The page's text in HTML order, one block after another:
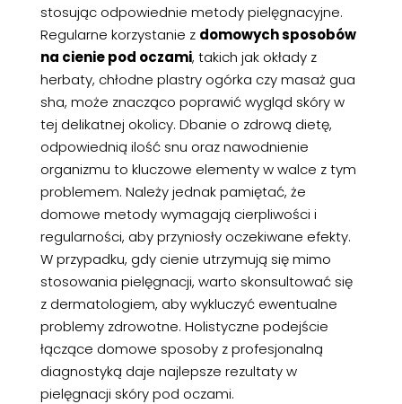
stosując odpowiednie metody pielęgnacyjne.
Regularne korzystanie z domowych sposobów
na cienie pod oczami, takich jak okłady z
herbaty, chłodne plastry ogórka czy masaż gua
sha, może znacząco poprawić wygląd skóry w
tej delikatnej okolicy. Dbanie o zdrową dietę,
odpowiednią ilość snu oraz nawodnienie
organizmu to kluczowe elementy w walce z tym
problemem. Należy jednak pamiętać, że
domowe metody wymagają cierpliwości i
regularności, aby przyniosły oczekiwane efekty.
W przypadku, gdy cienie utrzymują się mimo
stosowania pielęgnacji, warto skonsultować się
z dermatologiem, aby wykluczyć ewentualne
problemy zdrowotne. Holistyczne podejście
łączące domowe sposoby z profesjonalną
diagnostyką daje najlepsze rezultaty w
pielęgnacji skóry pod oczami.